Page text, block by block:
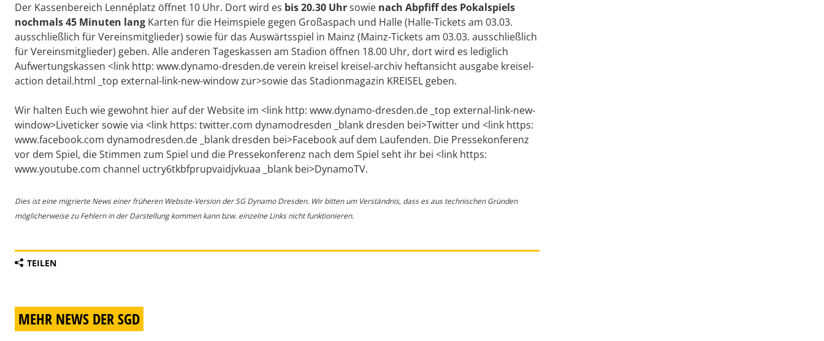
Der Kassenbereich Lennéplatz öffnet 10 Uhr. Dort wird es bis 20.30 Uhrsowie nach Abpfiff des Pokalspiels
nochmals 45 Minuten lang Karten für die Heimspiele gegen Großaspach und Halle (Halle-Tickets am 03.03.
ausschließlich für Vereinsmitglieder) sowie für das Auswärtsspiel in Mainz (Mainz-Tickets am 03.03. ausschließlich
für Vereinsmitglieder) geben. Alle anderen Tageskassen am Stadion öffnen 18.00 Uhr, dort wird es lediglich
Aufwertungskassen <link http: www.dynamo-dresden.de verein kreisel kreisel-archiv heftansicht ausgabe kreisel-
action detail.html _top external-link-new-window zur>sowie das Stadionmagazin KREISEL geben.
Wir halten Euch wie gewohnt hier auf der Website im <link http: www.dynamo-dresden.de _top external-link-new-
window>Liveticker sowie via <link https: twitter.com dynamodresden _blank dresden bei>Twitter und <link https:
www.facebook.com dynamodresden.de _blank dresden bei>Facebook auf dem Laufenden. Die Pressekonferenz
vor dem Spiel, die Stimmen zum Spiel und die Pressekonferenz nach dem Spiel seht ihr bei <link https:
www.youtube.com channel uctry6tkbfprupvaidjvkuaa _blank bei>DynamoTV.
Dies ist eine migrierte News einer früheren Website-Version der SG Dynamo Dresden. Wir bitten um Verständnis, dass es aus technischen Gründen
möglicherweise zu Fehlern in der Darstellung kommen kann bzw. einzelne Links nicht funktionieren.
TEILEN
MEHR NEWS DER SGD